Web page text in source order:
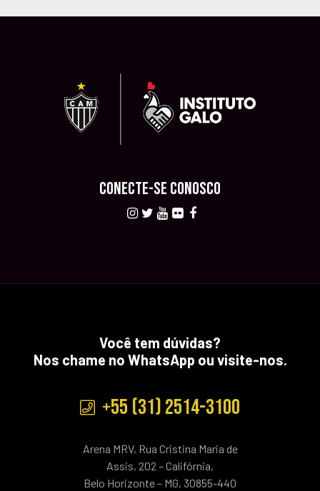
CONECTE-SE CONOSCO
Você tem dúvidas?
Nos chame no WhatsApp ou visite-nos.
+55 (31) 2514-3100
Arena MRV, Rua Cristina Maria de
Assis, 202 – Califórnia,
Belo Horizonte – MG, 30855-440